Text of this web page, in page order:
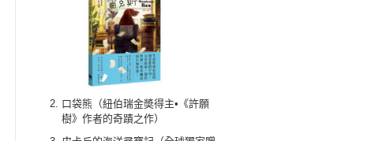
口袋熊（紐伯瑞金奬得主•《許願
樹》作者的奇蹟之作）